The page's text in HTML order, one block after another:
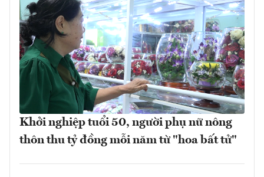
Khởi nghiệp tuổi 50, người phụ nữ nông
thôn thu tỷ đồng mỗi năm từ "hoa bất tử"